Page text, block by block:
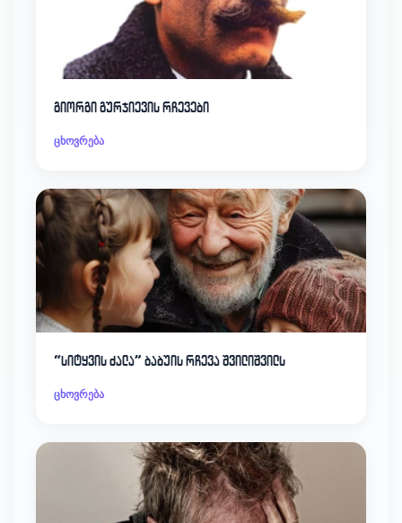
გიორგი გურჯიევის რჩევები
ცხოვრება
“სიტყვის ძალა” ბაბუის რჩევა შვილიშვილს
ცხოვრება